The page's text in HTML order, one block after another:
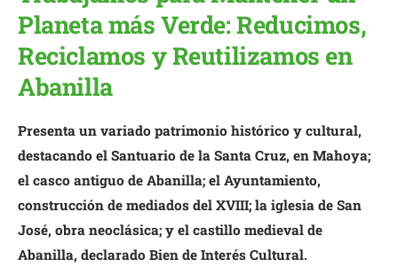
Planeta más Verde: Reducimos,
Reciclamos y Reutilizamos en
Abanilla
Presenta un variado patrimonio histórico y cultural,
destacando el Santuario de la Santa Cruz, en Mahoya;
el casco antiguo de Abanilla; el Ayuntamiento,
construcción de mediados del XVIII; la iglesia de San
José, obra neoclásica; y el castillo medieval de
Abanilla, declarado Bien de Interés Cultural.